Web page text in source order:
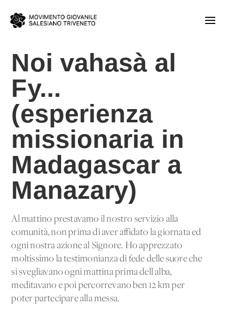
Noi vahasà al
Fy...
(esperienza
missionaria in
Madagascar a
Manazary)
Al mattino prestavamo il nostro servizio alla
comunità, non prima di aver affidato la giornata ed
ogni nostra azione al Signore. Ho apprezzato
moltissimo la testimonianza di fede delle suore che
si svegliavano ogni mattina prima dell'alba,
meditavano e poi percorrevano ben 12 km per
poter partecipare alla messa.